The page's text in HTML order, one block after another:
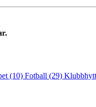
(10) Fotball (29)